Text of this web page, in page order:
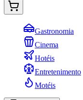
Gastronomia
Cinema
Hotéis
Entretenimento
Motéis